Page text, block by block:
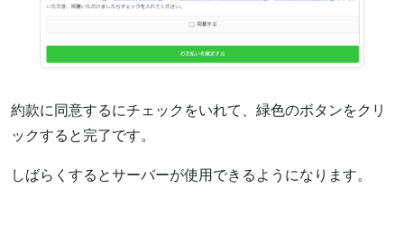
約款に同意するにチェックをいれて、緑色のボタンをクリ
ックすると完了です。
しばらくするとサーバーが使用できるようになります。